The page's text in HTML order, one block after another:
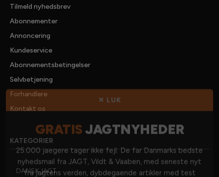
Tilmeld nyhedsbrev
Abonnementer
Annoncering
Kundeservice
Abonnementsbetingelser
Selvbetjening
Forhandlere
Kontakt os
KATEGORIER
DANSK JAGT
✕ LUK
GRATIS JAGTNYHEDER
25.000 jaegere tager ikke fejl. De far Danmarks bedste
nyhedsmail fra JAGT, Vildt & Vaaben, med seneste nyt
fra jagtens verden, dybdegaende artikler med test